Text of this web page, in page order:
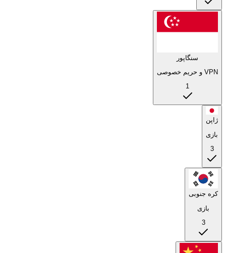
سنگاپور
VPN و حریم خصوصی
1
ژاپن
بازی
3
کره جنوبی
بازی
3